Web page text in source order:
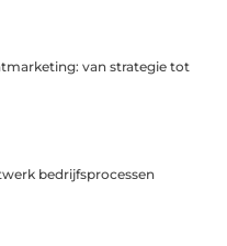
van strategie tot
bedrijfsprocessen